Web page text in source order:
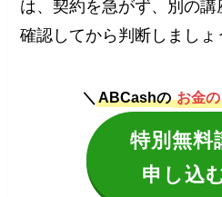
は、契約を急がず、別の
確認してから判断しましょ
＼ ABCashの お金
特別無料
申し込